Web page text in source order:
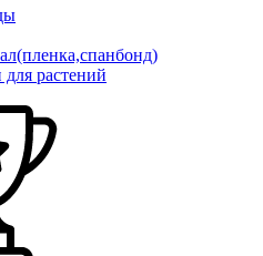
растений